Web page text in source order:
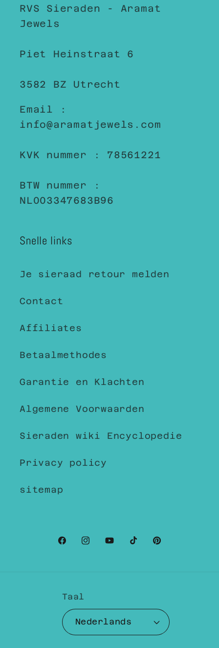
RVS Sieraden - Aramat
Jewels
Piet Heinstraat 6
3582 BZ Utrecht
Email :
info@aramatjewels.com
KVK nummer : 78561221
BTW nummer :
NL003347683B96
Snelle links
Je sieraad retour melden
Contact
Affiliates
Betaalmethodes
Garantie en Klachten
Algemene Voorwaarden
Sieraden wiki Encyclopedie
Privacy policy
sitemap
Facebook
Instagram
YouTubeTikTokPinterest
Taal
Nederlands